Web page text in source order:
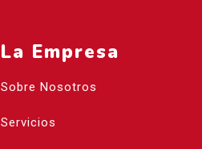
La Empresa
Sobre Nosotros
Servicios